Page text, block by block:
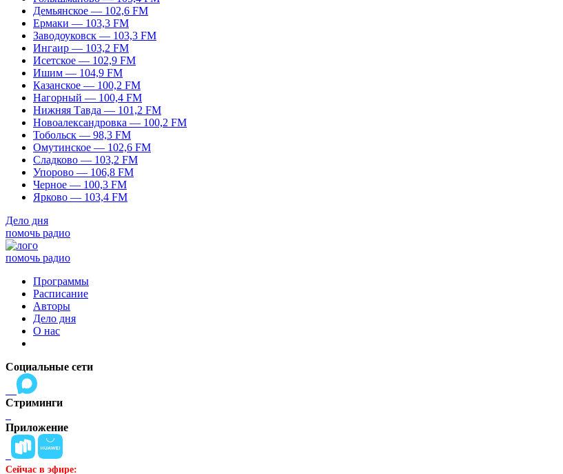
Демьянское — 102,6 FM
Ермаки — 103,3 FM
Заводоуковск — 103,3 FM
Ингаир — 103,2 FM
Исетское — 102,9 FM
Ишим — 104,9 FM
Казанское — 100,2 FM
Нагорный — 100,4 FM
Нижняя Тавда — 101,2 FM
Новоалександровка — 100,2 FM
Тобольск — 98,3 FM
Омутинское — 102,6 FM
Сладково — 103,2 FM
Упорово — 106,8 FM
Черное — 100,3 FM
Ярково — 103,4 FM
Дело дня
помочь радио
помочь радио
Программы
Расписание
Авторы
Дело дня
О нас
Социальные сети
Стриминги
Приложение
Сейчас в эфире: